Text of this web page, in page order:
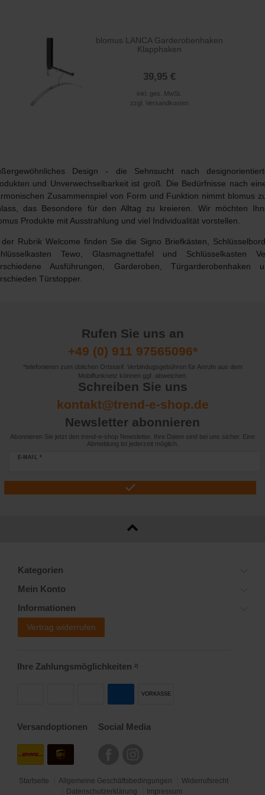
blomus LANCA Garderobenhaken
Klapphaken
39,95 €
inkl. ges. MwSt.
zzgl. Versandkosten
Design - die Sehnsucht nach
und Unverwechselbarkeit ist groß. Die Bedürfnisse nach
Zusammenspiel von Form und Funktion nimmt blomus
das Besondere für den Alltag zu kreieren. Wir möchten
Produkte mit Ausstrahlung und viel Individualität vorstellen.
Rubrik Welcome finden Sie die Signo Briefkästen,
Tewo, Glasmagnettafel und Schlüsselkasten
Ausführungen, Garderoben, Türgarderobenhaken
Türstopper.
Rufen Sie uns an
+49 (0) 911 97565096*
*telefonieren zum üblichen Ortstarif. Verbindugsgebühren für Anrufe aus dem
Mobilfunknetz können ggf. abweichen.
Schreiben Sie uns
kontakt@trend-e-shop.de
Newsletter abonnieren
Abonnieren Sie jetzt den trend-e-shop Newsletter. Ihre Daten sind bei uns sicher. Eine
Abmeldung ist jederzeit möglich.
E-MAIL *
Kategorien
Mein Konto
Informationen
Vertrag widerrufen
Ihre Zahlungsmöglichkeiten 2)
VORKASSE
Versandoptionen Social Media
Startseite Allgemeine Geschäftsbedingungen
Widerrufsrecht
Datenschutzerklärung
Impressum